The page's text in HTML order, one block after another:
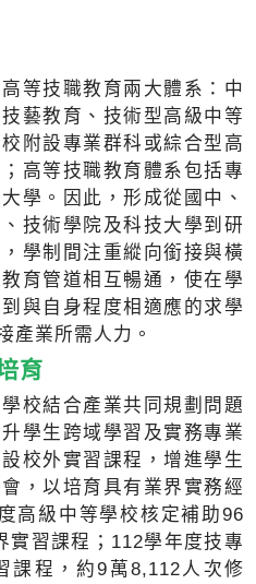
等技職教育兩大體系：中
藝教育、技術型高級中等
附設專業群科或綜合型高
高等技職教育體系包括專
學。因此，形成從國中、
技術學院及科技大學到研
學制間注重縱向銜接與橫
育管道相互暢通，使在學
與自身程度相適應的求學
產業所需人力。
育
校結合產業共同規劃問題
學生跨域學習及實務專業
校外實習課程，增進學生
，以培育具有業界實務經
高級中等學校核定補助96
實習課程；112學年度技專
課程，約9萬8,112人次修